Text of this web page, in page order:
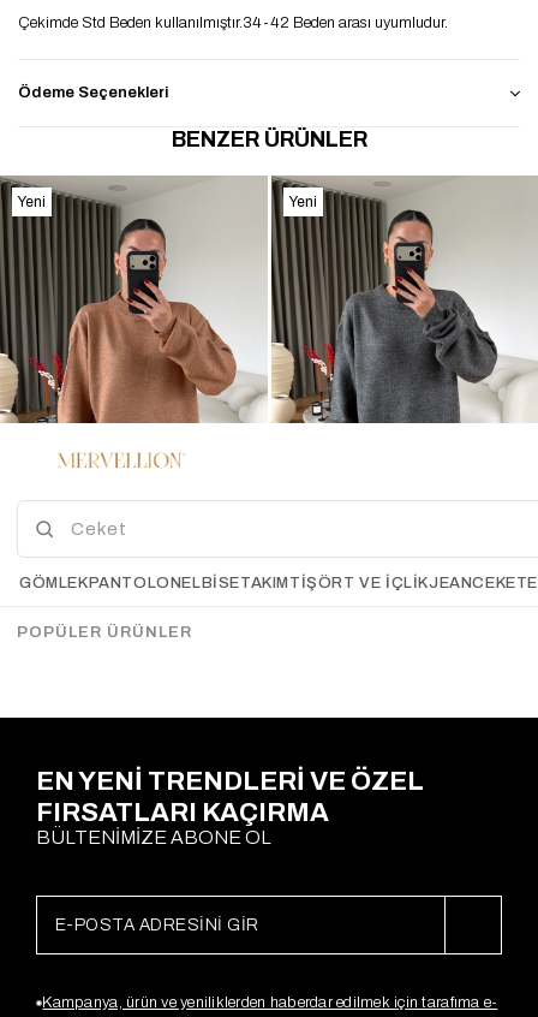
Çekimde Std Beden kullanılmıştır.34-42 Beden arası uyumludur.
Ödeme Seçenekleri
BENZER ÜRÜNLER
Lose Basic Kazak CAMEL
$5.46
$13.69
Yeni
Ürün
Lose Basic Kazak GRİ
Yeni
Ürün
EN YENİ TRENDLERİ VE ÖZEL
FIRSATLARI KAÇIRMA
BÜLTENİMİZE ABONE OL
Kampanya, ürün ve yeniliklerden haberdar edilmek için tarafıma e-
GÖMLEK PANTOLON ELBİSETAKIM TIŞÖRT VE İÇLIKJEANCEKET
POPÜLER ÜRÜNLER